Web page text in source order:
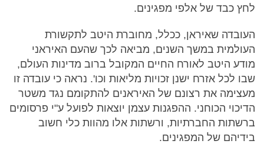
לחץ כבד של אלפי מפגינים.
העובדה שאיראן, ככלל, מחוברת היטב לתקשורת
העולמית במשך השנים, מביאה לכך שהעם האיראני
מודע היטב לאורח החיים המקובל ברוב מדינות העולם,
שבו לכל אזרח ישנן זכויות מליאות וכו'. נראה כי עובדה זו
מעצימה את רצונם של האיראנים להתקומם נגד משטר
הדיכוי הכוחני. ההפגנות עצמן יוצאות לפועל ע"י פרסומים
ברשתות החברתיות, ורשתות אלו מהוות כלי חשוב
בידיהם של המפגינים.